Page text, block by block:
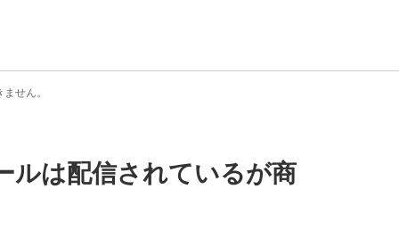
せん。
ルは配信されているが商